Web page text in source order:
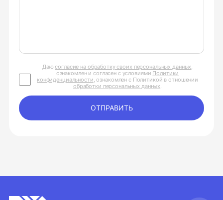
Даюсогласие на обработку своих персональных данных,
ознакомлен и согласен с условиями Политики
конфиденциальности, ознакомлен с Политикой в отношении
обработки персональных данных.
ОТПРАВИТЬ